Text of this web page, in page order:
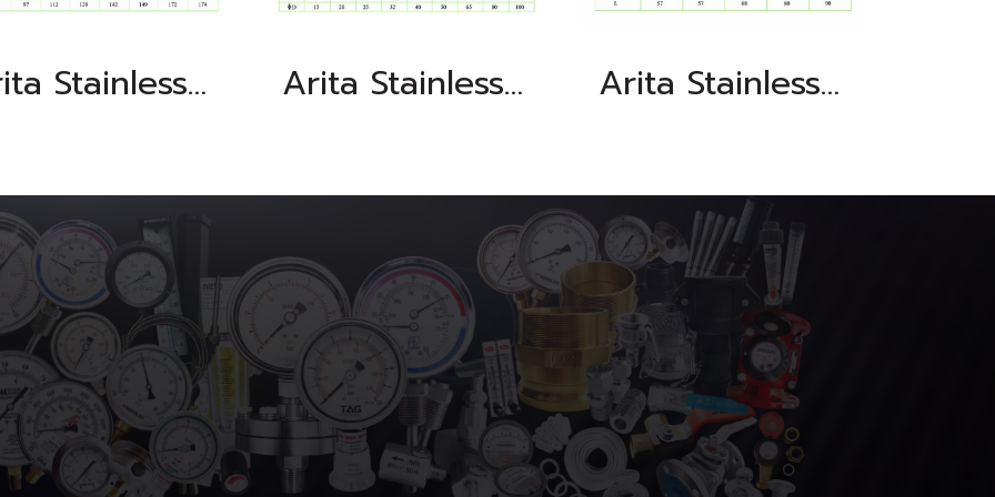
Arita Stainless Steel 1PC Ball Valve, BSPT (Heavy) Arita Stainless Steel 2PC Ball Valve, BSPT (Heavy) Arita Stainless Steel Needle Valve, NPT, Class 600 PSI